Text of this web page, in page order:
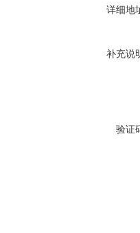
详细地
补充说
验证